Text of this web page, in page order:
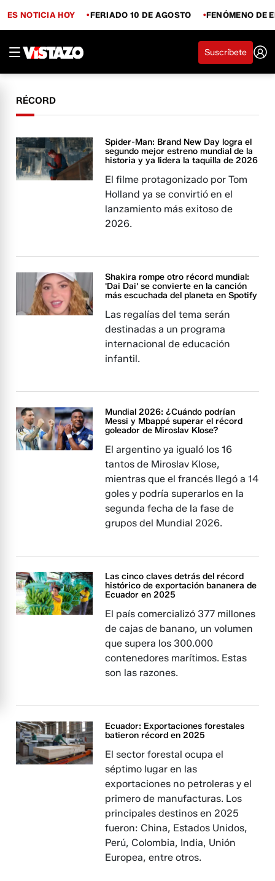
ES NOTICIA HOY FERIADO 10 DE AGOSTO FENÓMENO DE
Suscríbete
RÉCORD
Spider-Man: Brand New Day logra el
segundo mejor estreno mundial de la
historia y ya lidera la taquilla de 2026
El filme protagonizado por Tom
Holland ya se convirtió en el
lanzamiento más exitoso de
2026.
Shakira rompe otro récord mundial:
'Dai Dai' se convierte en la canción
más escuchada del planeta en Spotify
Las regalías del tema serán
destinadas a un programa
internacional de educación
infantil.
Mundial 2026: ¿Cuándo podrían
Messi y Mbappé superar el récord
goleador de Miroslav Klose?
El argentino ya igualó los 16
tantos de Miroslav Klose,
mientras que el francés llegó a 14
goles y podría superarlos en la
segunda fecha de la fase de
grupos del Mundial 2026.
Las cinco claves detrás del récord
histórico de exportación bananera de
Ecuador en 2025
El país comercializó 377 millones
de cajas de banano, un volumen
que supera los 300.000
contenedores marítimos. Estas
son las razones.
Ecuador: Exportaciones forestales
batieron récord en 2025
El sector forestal ocupa el
séptimo lugar en las
exportaciones no petroleras y el
primero de manufacturas. Los
principales destinos en 2025
fueron: China, Estados Unidos,
Perú, Colombia, India, Unión
Europea, entre otros.